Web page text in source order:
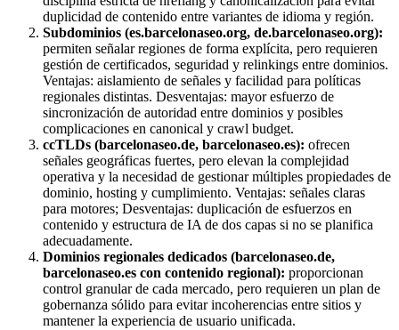
duplicidad de contenido entre variantes de idioma y región.
Subdominios (es.barcelonaseo.org, de.barcelonaseo.org):
permiten señalar regiones de forma explícita, pero requieren
gestión de certificados, seguridad y relinkings entre dominios.
Ventajas: aislamiento de señales y facilidad para políticas
regionales distintas. Desventajas: mayor esfuerzo de
sincronización de autoridad entre dominios y posibles
complicaciones en canonical y crawl budget.
ccTLDs (barcelonaseo.de, barcelonaseo.es): ofrecen
señales geográficas fuertes, pero elevan la complejidad
operativa y la necesidad de gestionar múltiples propiedades de
dominio, hosting y cumplimiento. Ventajas: señales claras
para motores; Desventajas: duplicación de esfuerzos en
contenido y estructura de IA de dos capas si no se planifica
adecuadamente.
Dominios regionales dedicados (barcelonaseo.de,
barcelonaseo.es con contenido regional): proporcionan
control granular de cada mercado, pero requieren un plan de
gobernanza sólido para evitar incoherencias entre sitios y
mantener la experiencia de usuario unificada.